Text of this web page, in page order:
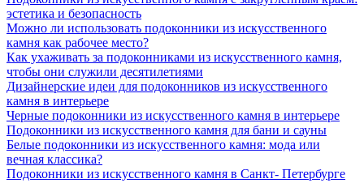
эстетика и безопасность
Можно ли использовать подоконники из искусственного
камня как рабочее место?
Как ухаживать за подоконниками из искусственного камня,
чтобы они служили десятилетиями
Дизайнерские идеи для подоконников из искусственного
камня в интерьере
Черные подоконники из искусственного камня в интерьере
Подоконники из искусственного камня для бани и сауны
Белые подоконники из искусственного камня: мода или
вечная классика?
Подоконники из искусственного камня в Санкт- Петербурге